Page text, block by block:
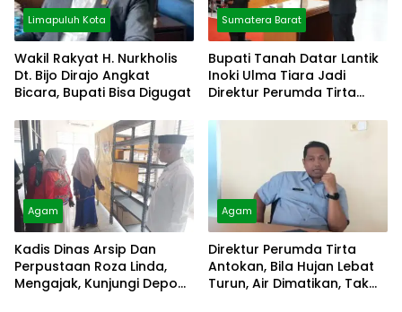
Limapuluh Kota
Wakil Rakyat H. Nurkholis
Dt. Bijo Dirajo Angkat
Bicara, Bupati Bisa Digugat
Sumatera Barat
Bupati Tanah Datar Lantik
Inoki Ulma Tiara Jadi
Direktur Perumda Tirta
Agam
Kadis Dinas Arsip Dan
Perpustaan Roza Linda,
Mengajak, Kunjungi Depo
Agam
Direktur Perumda Tirta
Antokan, Bila Hujan Lebat
Turun, Air Dimatikan, Tak